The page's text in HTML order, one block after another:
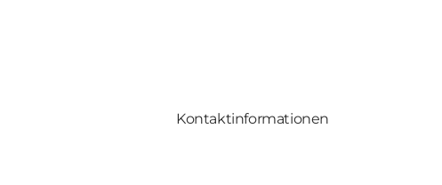
Kontaktinformationen